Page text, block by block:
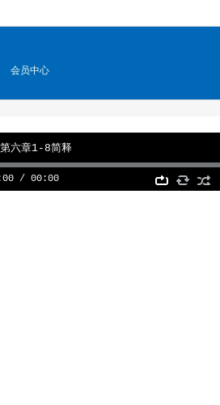
会员中心
六章1-8简释
/ 00:00